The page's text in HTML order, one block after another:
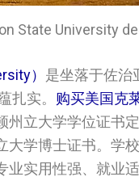
State University
） 是坐落于佐治
扎实。 购买美国克
立大学学位证书
学博士证书。学
实用性强、就业